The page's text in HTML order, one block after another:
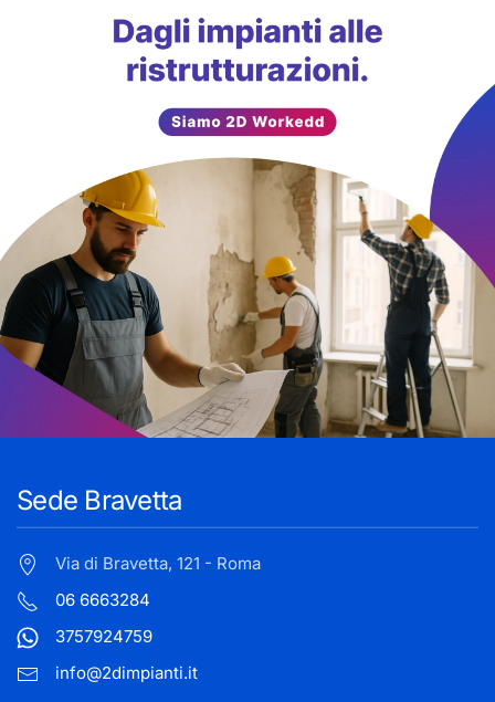
Sede Bravetta
Via di Bravetta, 121 - Roma
06 6663284
3757924759
info@2dimpianti.it